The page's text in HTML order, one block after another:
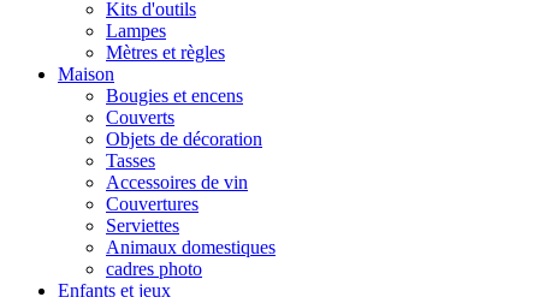
Kits d'outils
Lampes
Mètres et règles
Maison
Bougies et encens
Couverts
Objets de décoration
Tasses
Accessoires de vin
Couvertures
Serviettes
Animaux domestiques
cadres photo
Enfants et jeux